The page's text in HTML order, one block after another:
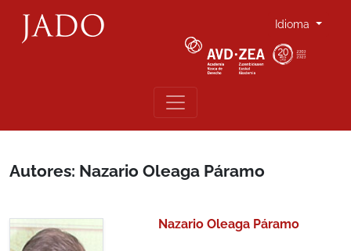
Idioma
Autores: Nazario Oleaga Páramo
Nazario Oleaga Páramo